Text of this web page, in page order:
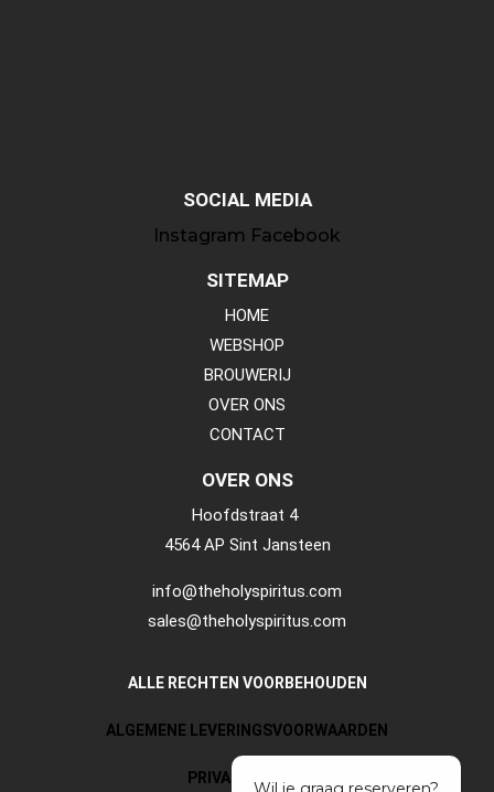
SOCIAL MEDIA
Instagram Facebook
SITEMAP
HOME
WEBSHOP
BROUWERIJ
OVER ONS
CONTACT
OVER ONS
Hoofdstraat 4
4564 AP Sint Jansteen
info@theholyspiritus.com
sales@theholyspiritus.com
ALLE RECHTEN VOORBEHOUDEN
ALGEMENE LEVERINGSVOORWAARDEN
PRIVACY POLICY